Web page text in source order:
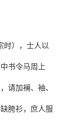
时），士人以
书令马周上
请加襕、袖、
胯衫，庶人服